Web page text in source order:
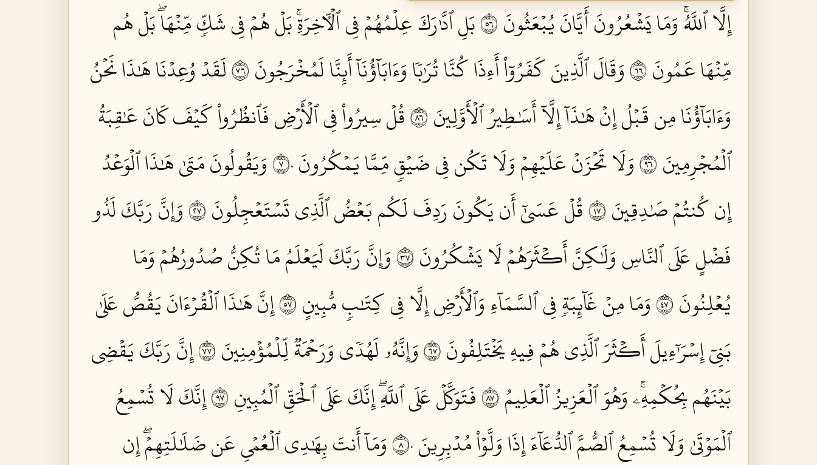
إِلَّا ٱللَّهُۚ وَمَا يَشۡعُرُونَ أَيَّانَ يُبۡعَثُونَ ٦٥
بَلِ ٱدَّٰرَكَ عِلۡمُهُمۡ فِي ٱلۡأٓخِرَةِۚ بَلۡ هُمۡ فِي شَكّٖ مِّنۡهَاۖ بَلۡ هُم
مِّنۡهَا عَمُونَ ٦٦
وَقَالَ ٱلَّذِينَ كَفَرُوٓاْ أَءِذَا كُنَّا تُرَٰبٗا وَءَابَآؤُنَآ أَئِنَّا لَمُخۡرَجُونَ ٦٧
لَقَدۡ وُعِدۡنَا هَٰذَا نَحۡنُ
وَءَابَآؤُنَا مِن قَبۡلُ إِنۡ هَٰذَآ إِلَّآ أَسَٰطِيرُ ٱلۡأَوَّلِينَ ٦٨
قُلۡ سِيرُواْ فِي ٱلۡأَرۡضِ فَٱنظُرُواْ كَيۡفَ كَانَ عَٰقِبَةُ
ٱلۡمُجۡرِمِينَ ٦٩
وَلَا تَحۡزَنۡ عَلَيۡهِمۡ وَلَا تَكُن فِي ضَيۡقٖ مِّمَّا يَمۡكُرُونَ ٧٠
وَيَقُولُونَ مَتَىٰ هَٰذَا ٱلۡوَعۡدُ
إِن كُنتُمۡ صَٰدِقِينَ ٧١
قُلۡ عَسَىٰٓ أَن يَكُونَ رَدِفَ لَكُم بَعۡضُ ٱلَّذِي تَسۡتَعۡجِلُونَ ٧٢
وَإِنَّ رَبَّكَ لَذُو
فَضۡلٍ عَلَى ٱلنَّاسِ وَلَٰكِنَّ أَكۡثَرَهُمۡ لَا يَشۡكُرُونَ ٧٣
وَإِنَّ رَبَّكَ لَيَعۡلَمُ مَا تُكِنُّ صُدُورُهُمۡ وَمَا
يُعۡلِنُونَ ٧٤
وَمَا مِنۡ غَآئِبَةٖ فِي ٱلسَّمَآءِ وَٱلۡأَرۡضِ إِلَّا فِي كِتَٰبٖ مُّبِينٍ ٧٥
إِنَّ هَٰذَا ٱلۡقُرۡءَانَ يَقُصُّ عَلَىٰ
بَنِيٓ إِسۡرَٰٓءِيلَ أَكۡثَرَ ٱلَّذِي هُمۡ فِيهِ يَخۡتَلِفُونَ ٧٦
وَإِنَّهُۥ لَهُدٗى وَرَحۡمَةٞ لِّلۡمُؤۡمِنِينَ ٧٧
إِنَّ رَبَّكَ يَقۡضِي
بَيۡنَهُم بِحُكۡمِهِۦۚ وَهُوَ ٱلۡعَزِيزُ ٱلۡعَلِيمُ ٧٨
فَتَوَكَّلۡ عَلَى ٱللَّهِۖ إِنَّكَ عَلَى ٱلۡحَقِّ ٱلۡمُبِينِ ٧٩
إِنَّكَ لَا تُسۡمِعُ
ٱلۡمَوۡتَىٰ وَلَا تُسۡمِعُ ٱلصُّمَّ ٱلدُّعَآءَ إِذَا وَلَّوۡاْ مُدۡبِرِينَ ٨٠
وَمَآ أَنتَ بِهَٰدِي ٱلۡعُمۡيِ عَن ضَلَٰلَتِهِمۡۖ إِن